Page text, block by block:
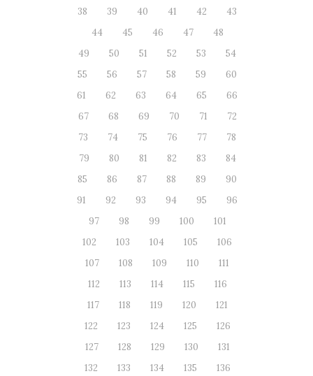
38
39 40 41 42
43
44
45 46 47
48
49
50 51 52 53
54
55
56 57 58 59
60
61
62 63 64 65
66
67
68 69 70 71
72
73
74 75 76 77
78
79
80 81 82 83
84
85
86 87 88 89
90
91
92 93 94 95
96
97
98 99 100
101
102
103 104 105
106
107
108 109 110
111
112
113 114 115
116
117
118 119 120
121
122
123 124 125
126
127
128 129 130
131
132
133 134 135
136